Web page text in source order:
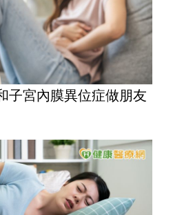
宮內膜異位症做朋友